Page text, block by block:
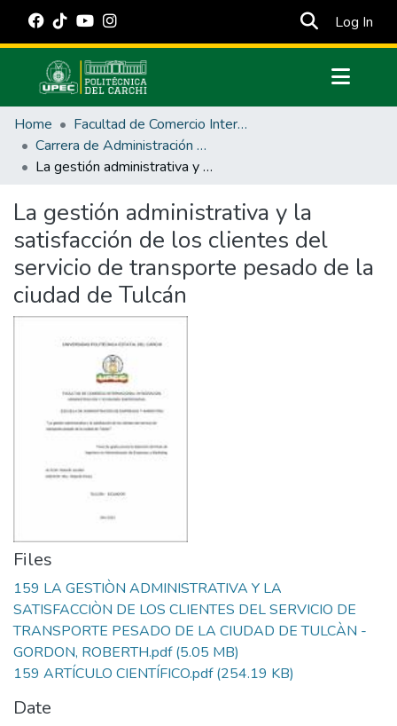
Log In
Communities & Collections
All of DSpace
Statistics
Estadísticas Externas
Manuales
Home
Facultad de Comercio Internacional, Integración, Administración y Economía Empresarial
Carrera de Administración de Empresas y Marketing
La gestión administrativa y la satisfacción de los clientes del servicio de transporte pesado de la ciudad de Tulcán
La gestión administrativa y la
satisfacción de los clientes del
servicio de transporte pesado de la
ciudad de Tulcán
Files
159 LA GESTIÒN ADMINISTRATIVA Y LA
SATISFACCIÒN DE LOS CLIENTES DEL SERVICIO DE
TRANSPORTE PESADO DE LA CIUDAD DE TULCÀN -
GORDON, ROBERTH.pdf(5.05 MB)
159 ARTÍCULO CIENTÍFICO.pdf(254.19 KB)
Date